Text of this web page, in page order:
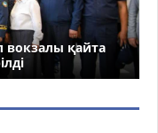
вокзалы қайта